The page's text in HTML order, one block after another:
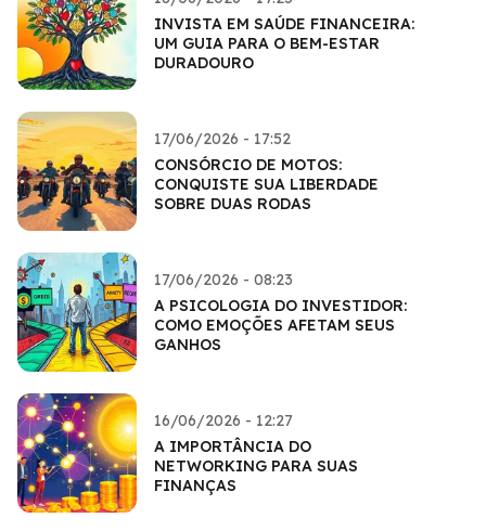
INVISTA EM SAÚDE FINANCEIRA:
UM GUIA PARA O BEM-ESTAR
DURADOURO
17/06/2026 - 17:52
CONSÓRCIO DE MOTOS:
CONQUISTE SUA LIBERDADE
SOBRE DUAS RODAS
17/06/2026 - 08:23
A PSICOLOGIA DO INVESTIDOR:
COMO EMOÇÕES AFETAM SEUS
GANHOS
16/06/2026 - 12:27
A IMPORTÂNCIA DO
NETWORKING PARA SUAS
FINANÇAS